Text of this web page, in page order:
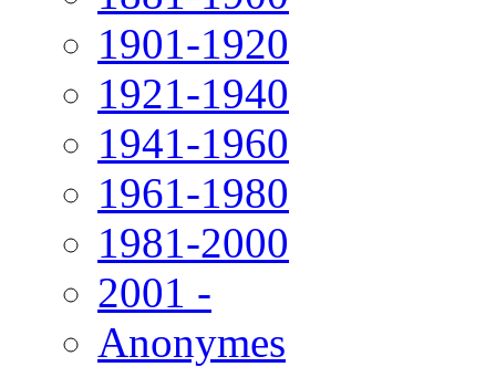
1901-1920
1921-1940
1941-1960
1961-1980
1981-2000
2001 -
Anonymes